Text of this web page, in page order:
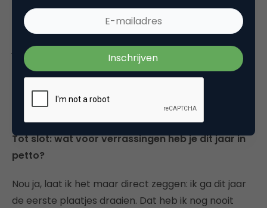
ontheemden in Georgië. Hierdoor zijn vele
vluchtelingen voorzien van non-food items zoals
jerry cans, kooksets en dekens.
Bij de komende editie, en dat is voor het eerst, mag
de winnaar van Het Gouden Netje een waterproject
uitkiezen op
Tot slot: wat voor verrassingen heb je dit jaar in
petto?
Nou ja, laat ik het maar direct zeggen: ik ga dit jaar
de eerste plaatjes draaien. Dat heb ik nog nooit